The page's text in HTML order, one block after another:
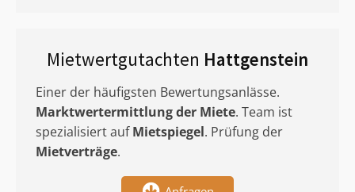
Mietwertgutachten Hattgenstein
Einer der häufigsten Bewertungsanlässe.
Marktwertermittlungder Miete. Team ist
spezialisiert aufMietspiegel. Prüfung der
Mietverträge.